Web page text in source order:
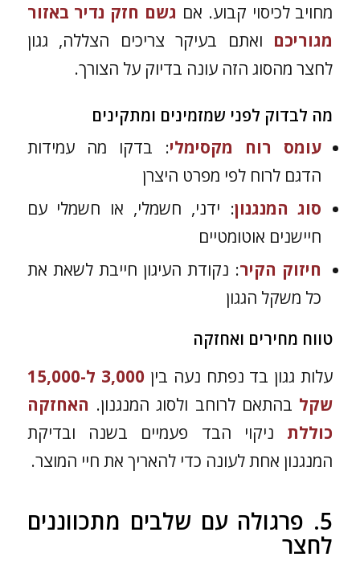
מחויב לכיסוי קבוע. אם גשם חזק נדיר באזור
מגוריכם ואתם בעיקר צריכים הצללה, גגון
לחצר מהסוג הזה עונה בדיוק על הצורך.
מה לבדוק לפני שמזמינים ומתקינים
עומס רוח מקסימלי: בדקו מה עמידות
הדגם לרוח לפי מפרט היצרן
סוג המנגנון: ידני, חשמלי, או חשמלי עם
חיישנים אוטומטיים
חיזוק הקיר: נקודת העיגון חייבת לשאת את
כל משקל הגגון
טווח מחירים ואחזקה
עלות גגון בד נפתח נעה בין
3,000 ל-15,000
שקל בהתאם לרוחב ולסוג המנגנון. האחזקה
כוללת ניקוי הבד פעמיים בשנה ובדיקת
המנגנון אחת לעונה כדי להאריך את חיי המוצר.
5. פרגולה עם שלבים מתכווננים
לחצר